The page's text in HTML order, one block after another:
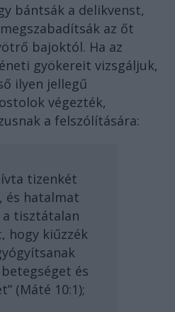
bántsák a delikvenst,
az őt
bajoktól. Ha az
gyökereit vizsgáljuk,
ilyen jellegű
végezték,
a felszólítására:
tizenkét
és hatalmat
tisztátalan
hogy kiűzzék
és
(Máté 10:1);